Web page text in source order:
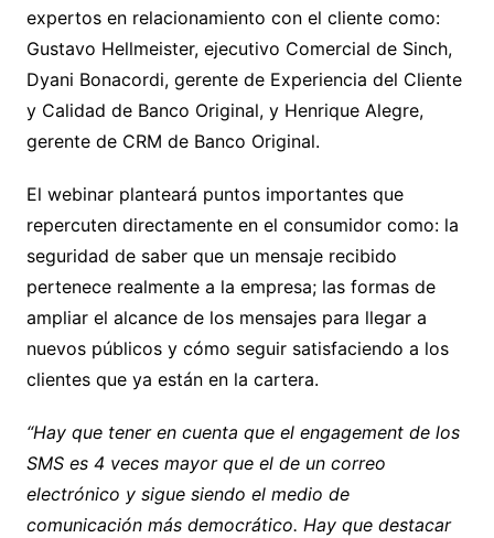
expertos en relacionamiento con el cliente como:
Gustavo Hellmeister, ejecutivo Comercial de Sinch,
Dyani Bonacordi, gerente de Experiencia del Cliente
y Calidad de Banco Original, y Henrique Alegre,
gerente de CRM de Banco Original.
El webinar planteará puntos importantes que
repercuten directamente en el consumidor como: la
seguridad de saber que un mensaje recibido
pertenece realmente a la empresa; las formas de
ampliar el alcance de los mensajes para llegar a
nuevos públicos y cómo seguir satisfaciendo a los
clientes que ya están en la cartera.
“Hay que tener en cuenta que el engagement de los
SMS es 4 veces mayor que el de un correo
electrónico y sigue siendo el medio de
comunicación más democrático. Hay que destacar